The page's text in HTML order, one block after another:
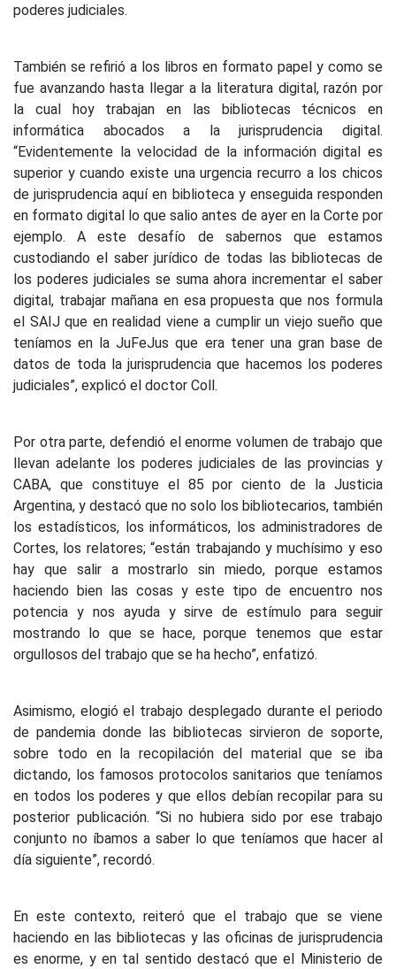
poderes judiciales.
También se refirió a los libros en formato papel y como se
fue avanzando hasta llegar a la literatura digital, razón por
la cual hoy trabajan en las bibliotecas técnicos en
informática abocados a la jurisprudencia digital.
“Evidentemente la velocidad de la información digital es
superior y cuando existe una urgencia recurro a los chicos
de jurisprudencia aquí en biblioteca y enseguida responden
en formato digital lo que salio antes de ayer en la Corte por
ejemplo. A este desafío de sabernos que estamos
custodiando el saber jurídico de todas las bibliotecas de
los poderes judiciales se suma ahora incrementar el saber
digital, trabajar mañana en esa propuesta que nos formula
el SAIJ que en realidad viene a cumplir un viejo sueño que
teníamos en la JuFeJus que era tener una gran base de
datos de toda la jurisprudencia que hacemos los poderes
judiciales”, explicó el doctor Coll.
Por otra parte, defendió el enorme volumen de trabajo que
llevan adelante los poderes judiciales de las provincias y
CABA, que constituye el 85 por ciento de la Justicia
Argentina, y destacó que no solo los bibliotecarios, también
los estadísticos, los informáticos, los administradores de
Cortes, los relatores; “están trabajando y muchísimo y eso
hay que salir a mostrarlo sin miedo, porque estamos
haciendo bien las cosas y este tipo de encuentro nos
potencia y nos ayuda y sirve de estímulo para seguir
mostrando lo que se hace, porque tenemos que estar
orgullosos del trabajo que se ha hecho”, enfatizó.
Asimismo, elogió el trabajo desplegado durante el periodo
de pandemia donde las bibliotecas sirvieron de soporte,
sobre todo en la recopilación del material que se iba
dictando, los famosos protocolos sanitarios que teníamos
en todos los poderes y que ellos debían recopilar para su
posterior publicación. “Si no hubiera sido por ese trabajo
conjunto no íbamos a saber lo que teníamos que hacer al
día siguiente”, recordó.
En este contexto, reiteró que el trabajo que se viene
haciendo en las bibliotecas y las oficinas de jurisprudencia
es enorme, y en tal sentido destacó que el Ministerio de